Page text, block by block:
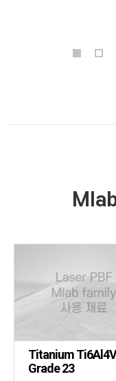
Titanium
Grade 23